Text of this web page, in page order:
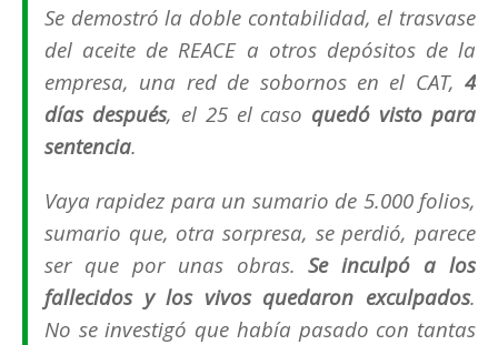
Se demostró la doble contabilidad, el trasvase
del aceite de REACE a otros depósitos de la
empresa, una red de sobornos en el CAT, 4
días después, el 25 el caso quedó visto para
sentencia.
Vaya rapidez para un sumario de 5.000 folios,
sumario que, otra sorpresa, se perdió, parece
ser que por unas obras.Se inculpó a los
fallecidos y los vivos quedaron exculpados.
No se investigó que había pasado con tantas